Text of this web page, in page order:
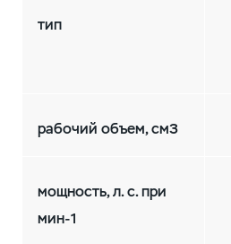
тип
рабочий объем, см3
мощность, л. с. при
мин-1